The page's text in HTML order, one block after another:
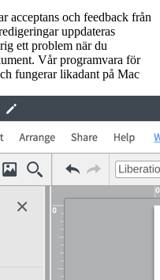
acceptans och feedback från
uppdateras
ett problem när du
Vår programvara för
fungerar likadant på Mac